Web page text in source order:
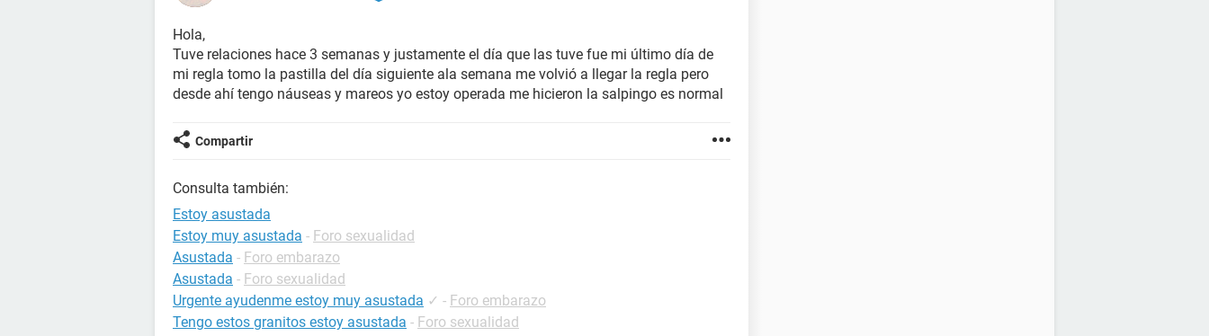
Hola,
Tuve relaciones hace 3 semanas y justamente el día que las tuve fue mi último día de
mi regla tomo la pastilla del día siguiente ala semana me volvió a llegar la regla pero
desde ahí tengo náuseas y mareos yo estoy operada me hicieron la salpingo es normal
Compartir
Consulta también:
Estoy asustada
Estoy muy asustada - Foro sexualidad
Asustada - Foro embarazo
Asustada - Foro sexualidad
Urgente ayudenme estoy muy asustada ✓ - Foro embarazo
Tengo estos granitos estoy asustada - Foro sexualidad